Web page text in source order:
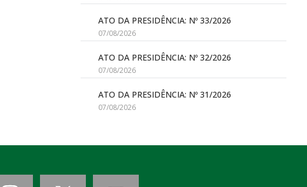
ATO DA PRESIDÊNCIA: Nº 33/2026
07/08/2026
ATO DA PRESIDÊNCIA: Nº 32/2026
07/08/2026
ATO DA PRESIDÊNCIA: Nº 31/2026
07/08/2026